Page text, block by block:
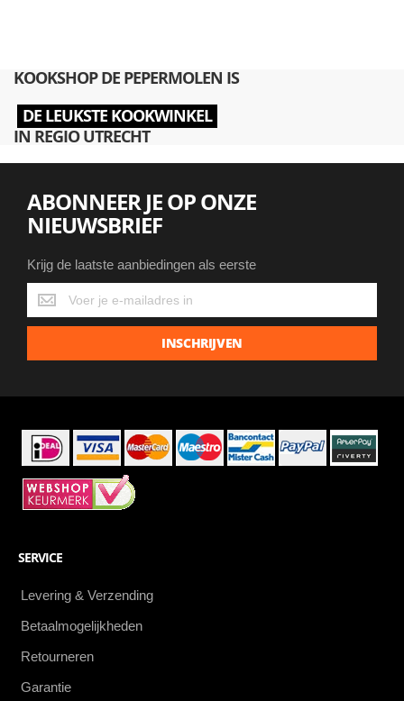
KOOKSHOP DE PEPERMOLEN IS
DE LEUKSTE KOOKWINKEL
IN REGIO UTRECHT
ABONNEER JE OP ONZE
NIEUWSBRIEF
Krijg de laatste aanbiedingen als eerste
Krijg
de
laatste
INSCHRIJVEN
SERVICE
Levering & Verzending
Betaalmogelijkheden
Retourneren
Garantie